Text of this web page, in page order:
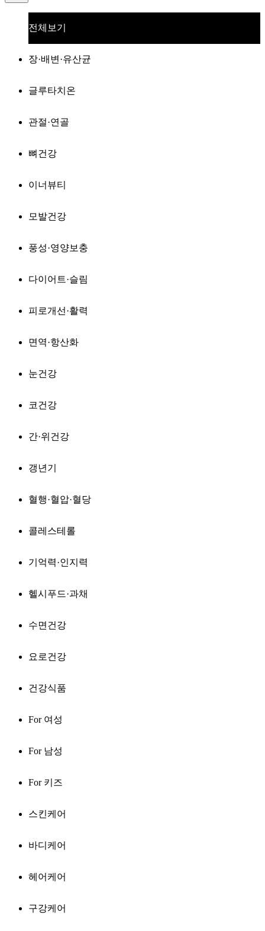
전체보기
장·배변·유산균
글루타치온
관절·연골
뼈건강
이너뷰티
모발건강
풍성·영양보충
다이어트·슬림
피로개선·활력
면역·항산화
눈건강
코건강
간·위건강
갱년기
혈행·혈압·혈당
콜레스테롤
기억력·인지력
헬시푸드·과채
수면건강
요로건강
건강식품
For 여성
For 남성
For 키즈
스킨케어
바디케어
헤어케어
구강케어